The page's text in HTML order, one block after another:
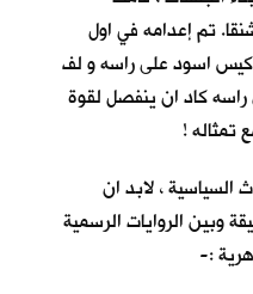
تم إعدامه في اول
اسود على راسه و لف
كاد ان ينفصل لقوة
تمثاله !
السياسية ، لابد ان
وبين الروايات الرسمية
:-